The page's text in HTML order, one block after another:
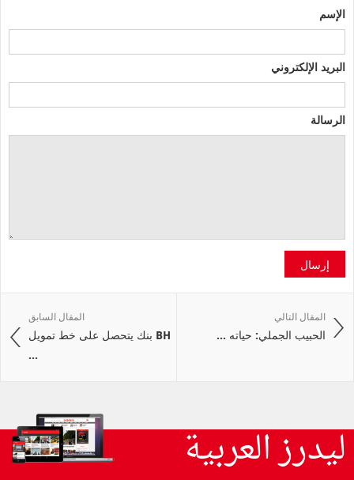
الإسم
البريد الإلكتروني
الرسالة
إرسال
المقال السابق
BH بنك يتحصل على خط تمويل
...
المقال التالي
الحبيب الجملي: حياته ...
ليدرز العربية